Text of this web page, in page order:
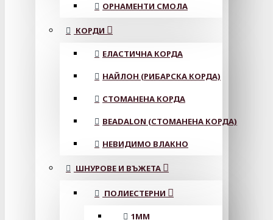
ОРНАМЕНТИ СМОЛА
КОРДИ
ЕЛАСТИЧНА КОРДА
НАЙЛОН (РИБАРСКА КОРДА)
СТОМАНЕНА КОРДА
BEADALON (СТОМАНЕНА КОРДА)
НЕВИДИМО ВЛАКНО
ШНУРОВЕ И ВЪЖЕТА
ПОЛИЕСТЕРНИ
1ММ